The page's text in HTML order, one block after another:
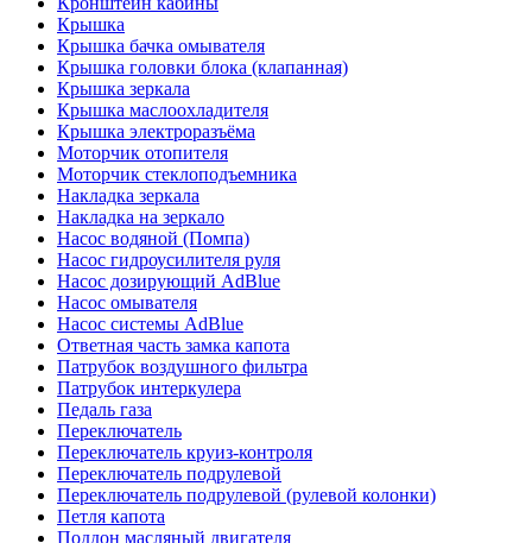
Крышка
Крышка бачка омывателя
Крышка головки блока (клапанная)
Крышка зеркала
Крышка маслоохладителя
Крышка электроразъёма
Моторчик отопителя
Моторчик стеклоподъемника
Накладка зеркала
Накладка на зеркало
Насос водяной (Помпа)
Насос гидроусилителя руля
Насос дозирующий AdBlue
Насос омывателя
Насос системы AdBlue
Ответная часть замка капота
Патрубок воздушного фильтра
Патрубок интеркулера
Педаль газа
Переключатель
Переключатель круиз-контроля
Переключатель подрулевой
Переключатель подрулевой (рулевой колонки)
Петля капота
Поддон масляный двигателя